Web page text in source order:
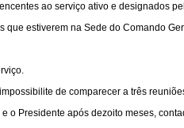
ao serviço ativo e designados
estiverem na Sede do Comando
de comparecer a três
o Presidente após dezoito meses,